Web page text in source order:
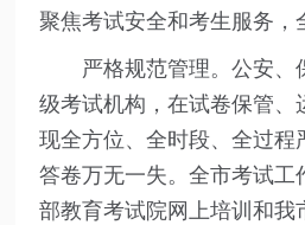
聚焦考试安全和考生服务，
严格规范管理。公安、
级考试机构，在试卷保管、
现全方位、全时段、全过程
答卷万无一失。全市考试工
部教育考试院网上培训和我